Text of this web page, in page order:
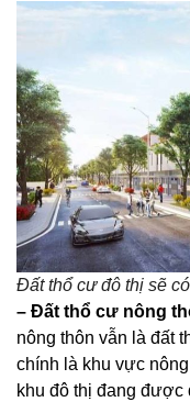
Đất thổ cư đô thị sẽ
– Đất thổ cư nông
nông thôn vẫn là đất
chính là khu vực
khu đô thị đang được